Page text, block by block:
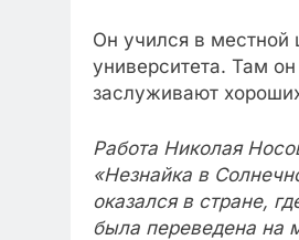
Он учился в местной
университета. Там
заслуживают
Работа Николая
«Незнайка в
оказался в стране,
была переведена на